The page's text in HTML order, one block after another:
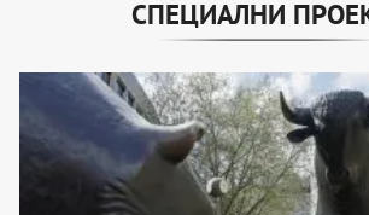
СПЕЦИАЛНИ